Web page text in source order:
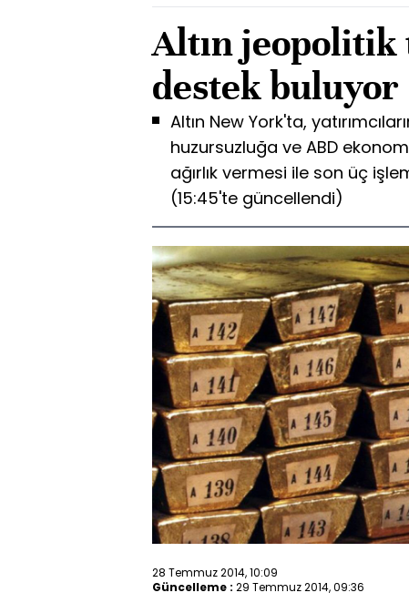
Altın jeopolitik
destek buluyor
Altın New York'ta,
huzursuzluğa ve ABD
ağırlık vermesi ile son üç
(15:45'te güncellendi)
28 Temmuz 2014, 10:09
Güncelleme : 29 Temmuz 2014, 09:36